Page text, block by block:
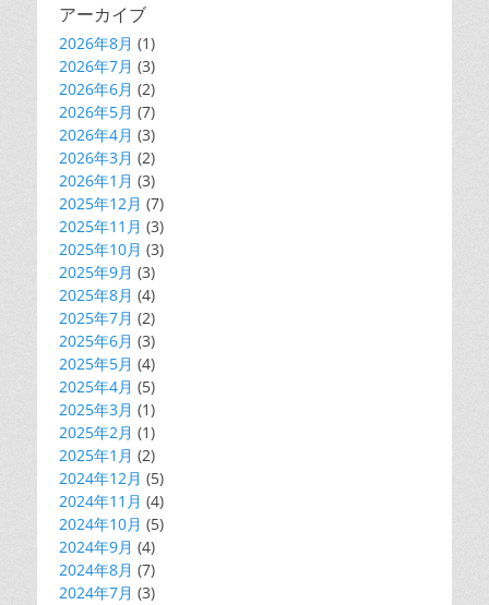
アーカイブ
2026年8月 (1)
2026年7月 (3)
2026年6月 (2)
2026年5月 (7)
2026年4月 (3)
2026年3月 (2)
2026年1月 (3)
2025年12月 (7)
2025年11月 (3)
2025年10月 (3)
2025年9月 (3)
2025年8月 (4)
2025年7月 (2)
2025年6月 (3)
2025年5月 (4)
2025年4月 (5)
2025年3月 (1)
2025年2月 (1)
2025年1月 (2)
2024年12月 (5)
2024年11月 (4)
2024年10月 (5)
2024年9月 (4)
2024年8月 (7)
2024年7月 (3)